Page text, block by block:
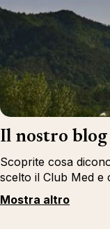
Il nostro blog
Scoprite cosa
scelto il Club Med e
Mostra altro